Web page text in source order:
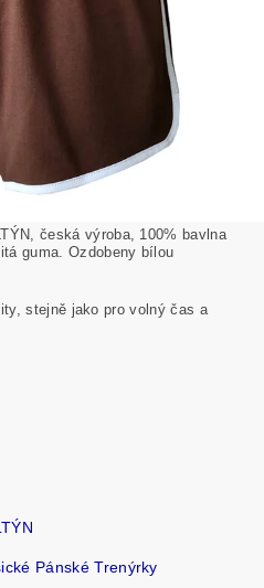
česká výroba, 100% bavlna
guma. Ozdobeny bílou
stejně jako pro volný čas a
Pánské Trenýrky